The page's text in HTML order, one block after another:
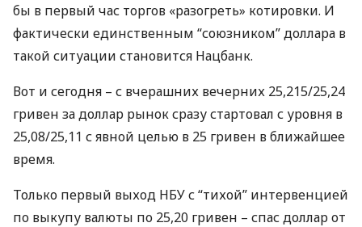
бы в первый час торгов «разогреть» котировки. И
фактически единственным “союзником” доллара в
такой ситуации становится Нацбанк.
Вот и сегодня – с вчерашних вечерних 25,215/25,24
гривен за доллар рынок сразу стартовал с уровня в
25,08/25,11 с явной целью в 25 гривен в ближайшее
время.
Только первый выход НБУс “тихой” интервенцией
по выкупу валюты по 25,20 гривен – спас доллар от